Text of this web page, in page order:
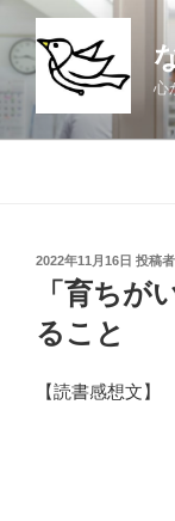
ン
テ
心
投
2022年11月16日 投稿
「育ちが
ること
【読書感想文】